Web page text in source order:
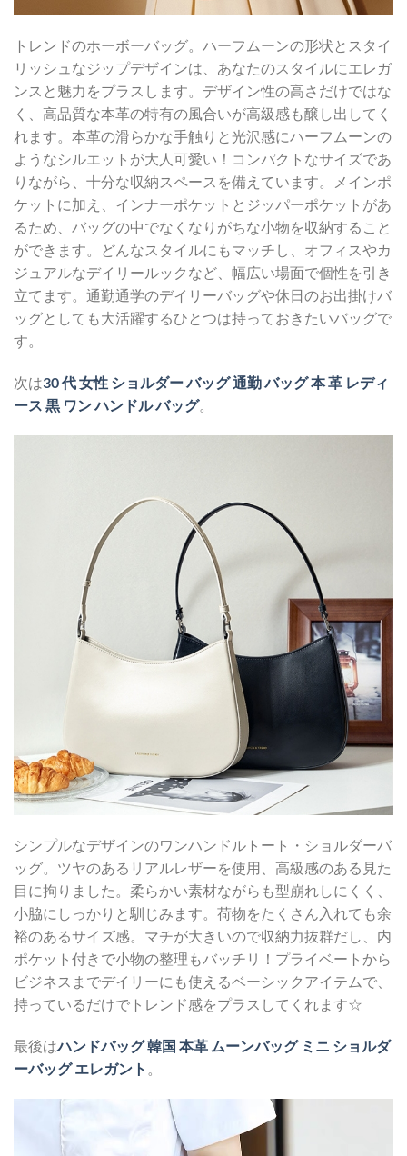
トレンドのホーボーバッグ。ハーフムーンの形状とスタイ
リッシュなジップデザインは、あなたのスタイルにエレガ
ンスと魅力をプラスします。デザイン性の高さだけではな
く、高品質な本革の特有の風合いが高級感も醸し出してく
れます。本革の滑らかな手触りと光沢感にハーフムーンの
ようなシルエットが大人可愛い！コンパクトなサイズであ
りながら、十分な収納スペースを備えています。メインポ
ケットに加え、インナーポケットとジッパーポケットがあ
るため、バッグの中でなくなりがちな小物を収納すること
ができます。どんなスタイルにもマッチし、オフィスやカ
ジュアルなデイリールックなど、幅広い場面で個性を引き
立てます。通勤通学のデイリーバッグや休日のお出掛けバ
ッグとしても大活躍するひとつは持っておきたいバッグで
す。
次は30 代 女性 ショルダー バッグ 通勤 バッグ 本 革 レディ
ース 黒 ワン ハンドル バッグ。
シンプルなデザインのワンハンドルトート・ショルダーバ
ッグ。ツヤのあるリアルレザーを使用、高級感のある見た
目に拘りました。柔らかい素材ながらも型崩れしにくく、
小脇にしっかりと馴じみます。荷物をたくさん入れても余
裕のあるサイズ感。マチが大きいので収納力抜群だし、内
ポケット付きで小物の整理もバッチリ！プライベートから
ビジネスまでデイリーにも使えるベーシックアイテムで、
持っているだけでトレンド感をプラスしてくれます☆
最後はハンドバッグ 韓国 本革 ムーンバッグ ミニ ショルダ
ーバッグ エレガント 。